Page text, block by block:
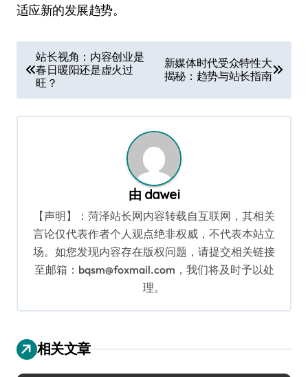
适应新的发展趋势。
章
导
航
站长视角：内容创业是
春日暖阳还是虚火过
旺？
新媒体时代受众特性大
揭秘：趋势与站长指南
由 dawei
【声明】：菏泽站长网内容转载自互联网，其相关
言论仅代表作者个人观点绝非权威，不代表本站立
场。如您发现内容存在版权问题，请提交相关链接
至邮箱：bqsm@foxmail.com，我们将及时予以处
理。
相关文章